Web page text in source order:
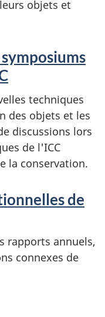
objets et
techniques
des objets et les
discussions lors
de l'ICC
la conservation.
de
rapports annuels,
connexes de